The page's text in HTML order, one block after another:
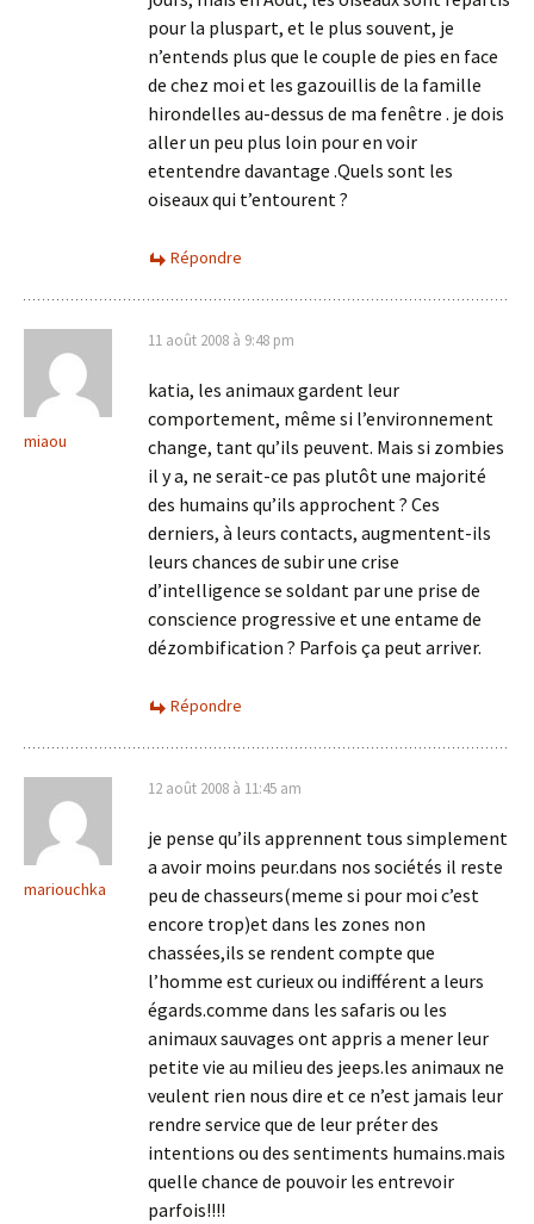
pour la pluspart, et le plus souvent, je
n’entends plus que le couple de pies en face
de chez moi et les gazouillis de la famille
hirondelles au-dessus de ma fenêtre . je dois
aller un peu plus loin pour en voir
etentendre davantage .Quels sont les
oiseaux qui t’entourent ?
Répondre
miaou
11 août 2008 à 9:48 pm
katia, les animaux gardent leur
comportement, même si l’environnement
change, tant qu’ils peuvent. Mais si zombies
il y a, ne serait-ce pas plutôt une majorité
des humains qu’ils approchent ? Ces
derniers, à leurs contacts, augmentent-ils
leurs chances de subir une crise
d’intelligence se soldant par une prise de
conscience progressive et une entame de
dézombification ? Parfois ça peut arriver.
Répondre
mariouchka
12 août 2008 à 11:45 am
je pense qu’ils apprennent tous simplement
a avoir moins peur.dans nos sociétés il reste
peu de chasseurs(meme si pour moi c’est
encore trop)et dans les zones non
chassées,ils se rendent compte que
l’homme est curieux ou indifférent a leurs
égards.comme dans les safaris ou les
animaux sauvages ont appris a mener leur
petite vie au milieu des jeeps.les animaux ne
veulent rien nous dire et ce n’est jamais leur
rendre service que de leur préter des
intentions ou des sentiments humains.mais
quelle chance de pouvoir les entrevoir
parfois!!!!